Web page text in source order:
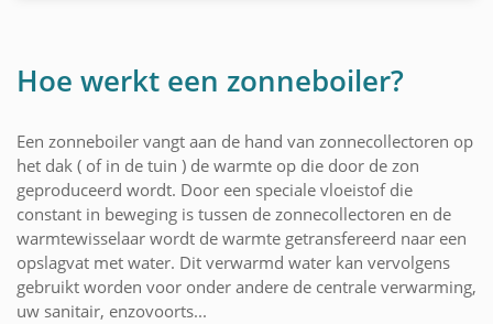
Hoe werkt een zonneboiler?
Een zonneboiler vangt aan de hand van zonnecollectoren op
het dak ( of in de tuin ) de warmte op die door de zon
geproduceerd wordt. Door een speciale vloeistof die
constant in beweging is tussen de zonnecollectoren en de
warmtewisselaar wordt de warmte getransfereerd naar een
opslagvat met water. Dit verwarmd water kan vervolgens
gebruikt worden voor onder andere de centrale verwarming,
uw sanitair, enzovoorts...